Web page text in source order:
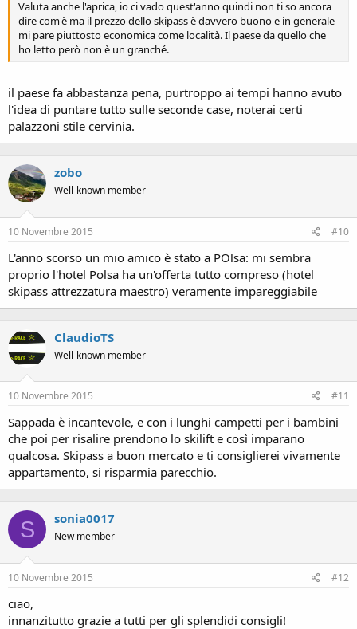
Valuta anche l'aprica, io ci vado quest'anno quindi non ti so ancora
dire com'è ma il prezzo dello skipass è davvero buono e in generale
mi pare piuttosto economica come località. Il paese da quello che
ho letto però non è un granché.
il paese fa abbastanza pena, purtroppo ai tempi hanno avuto
l'idea di puntare tutto sulle seconde case, noterai certi
palazzoni stile cervinia.
zobo
Well-known member
10 Novembre 2015 #10
L'anno scorso un mio amico è stato a POlsa: mi sembra
proprio l'hotel Polsa ha un'offerta tutto compreso (hotel
skipass attrezzatura maestro) veramente impareggiabile
ClaudioTS
Well-known member
10 Novembre 2015 #11
Sappada è incantevole, e con i lunghi campetti per i bambini
che poi per risalire prendono lo skilift e così imparano
qualcosa. Skipass a buon mercato e ti consiglierei vivamente
appartamento, si risparmia parecchio.
S sonia0017
New member
10 Novembre 2015 #12
ciao,
innanzitutto grazie a tutti per gli splendidi consigli!